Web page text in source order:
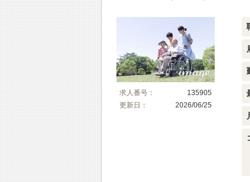
求人番号：
135905
更新日：
2026/06/25